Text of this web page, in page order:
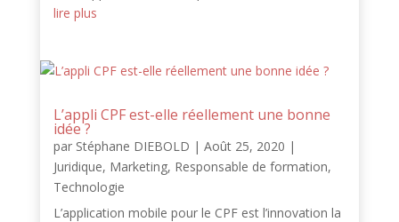
lire plus
L’appli CPF est-elle réellement une bonne
idée ?
par Stéphane DIEBOLD | Août 25, 2020 |
Juridique, Marketing, Responsable de formation,
Technologie
L’application mobile pour le CPF est l’innovation la